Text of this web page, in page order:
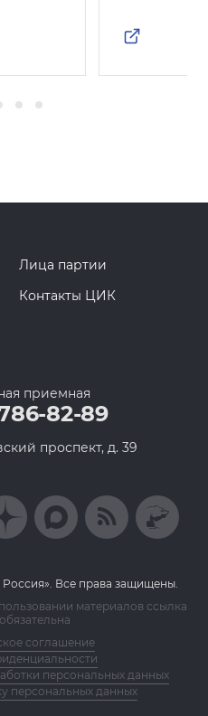
Лица партии
Контакты ЦИК
приемная
82-89
проспект, д. 39
Все права защищены.
материалов ссылка
соглашение
персональных данных
персональных данных